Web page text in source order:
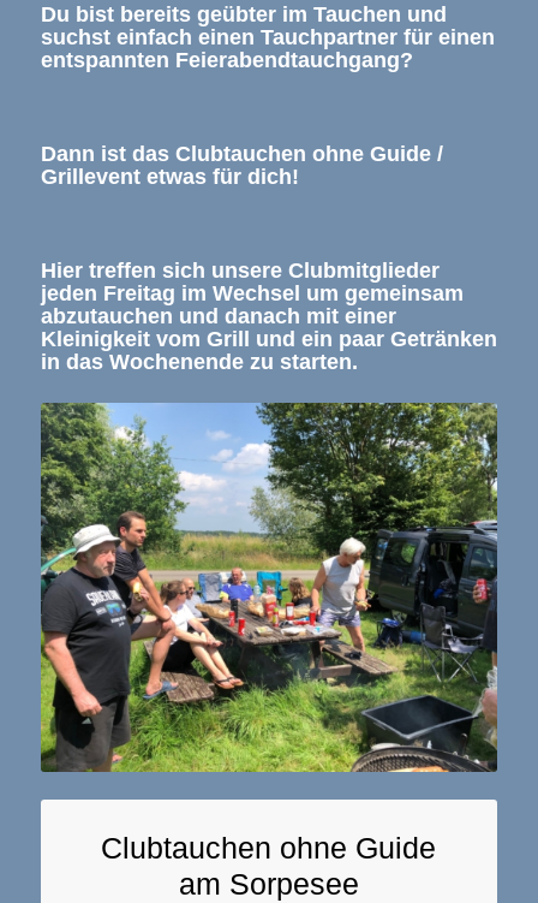
Du bist bereits geübter im Tauchen und
suchst einfach einen Tauchpartner für einen
entspannten Feierabendtauchgang?
Dann ist das Clubtauchen ohne Guide /
Grillevent etwas für dich!
Hier treffen sich unsere Clubmitglieder
jeden Freitag im Wechsel um gemeinsam
abzutauchen und danach mit einer
Kleinigkeit vom Grill und ein paar Getränken
in das Wochenende zu starten.
Clubtauchen ohne Guide
am Sorpesee